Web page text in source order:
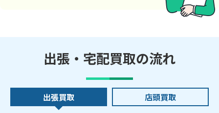
出張・宅配買取の流れ
出張買取 店頭買取